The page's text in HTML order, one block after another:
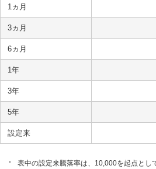
1ヵ月
3ヵ月
6ヵ月
1年
3年
5年
設定来
表中の設定来騰落率は、10,000を起点とし